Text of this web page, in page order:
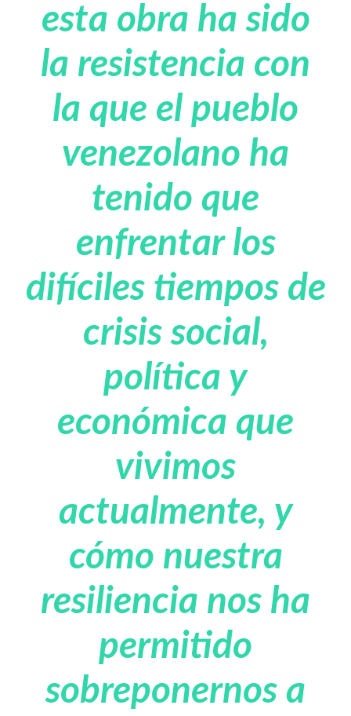
esta obra ha sido
la resistencia con
la que el pueblo
venezolano ha
tenido que
enfrentar los
difíciles tiempos de
crisis social,
política y
económica que
vivimos
actualmente, y
cómo nuestra
resiliencia nos ha
permitido
sobreponernos a